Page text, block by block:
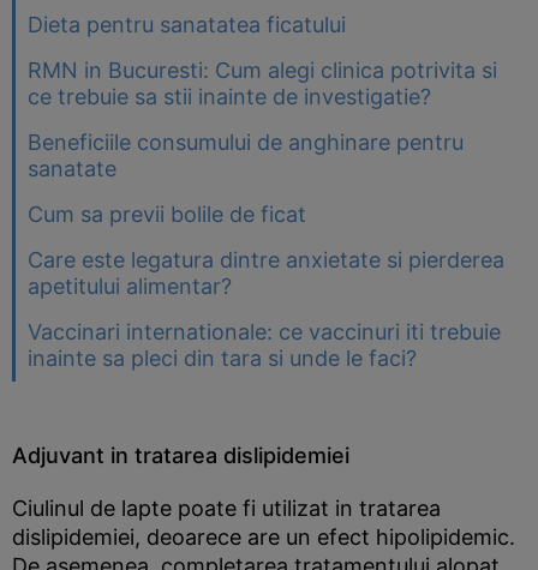
Dieta pentru sanatatea ficatului
RMN in Bucuresti: Cum alegi clinica potrivita si
ce trebuie sa stii inainte de investigatie?
Beneficiile consumului de anghinare pentru
sanatate
Cum sa previi bolile de ficat
Care este legatura dintre anxietate si pierderea
apetitului alimentar?
Vaccinari internationale: ce vaccinuri iti trebuie
inainte sa pleci din tara si unde le faci?
Adjuvant in tratarea dislipidemiei
Ciulinul de lapte poate fi utilizat in tratarea
dislipidemiei, deoarece are un efect hipolipidemic.